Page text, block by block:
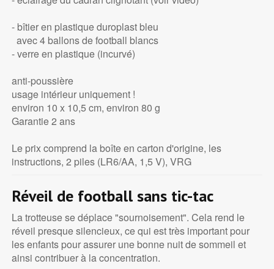
- bîtier en plastique duroplast bleu
avec 4 ballons de football blancs
- verre en plastique (incurvé)
anti-poussière
usage intérieur uniquement !
environ 10 x 10,5 cm, environ 80 g
Garantie 2 ans
Le prix comprend la boîte en carton d'origine, les
instructions, 2 piles (LR6/AA, 1,5 V), VRG
Réveil de football sans tic-tac
La trotteuse se déplace "sournoisement". Cela rend le
réveil presque silencieux, ce qui est très important pour
les enfants pour assurer une bonne nuit de sommeil et
ainsi contribuer à la concentration.